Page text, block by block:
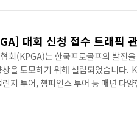
으로써 넷퍼넬의 가치를 계속 높여
대회 신청 접수 트래픽
회(KPGA)는 한국프로골프의 발전
을 도모하기 위해 설립되었습니다.
지 투어, 챔피언스 투어 등 매년 다
게 되었습니다. 일정한 수로 개최되는